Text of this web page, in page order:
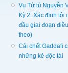
Vụ Tử tù Nguyễn
Kỳ 2. Xác định tội
đầu giai đoạn
theo)
Cái chết Gaddafi
những kẻ độc tài